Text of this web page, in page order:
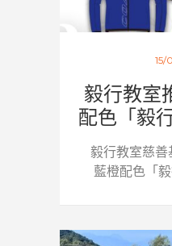
15/
毅行教室
配色「毅
毅行教室慈
藍橙配色「